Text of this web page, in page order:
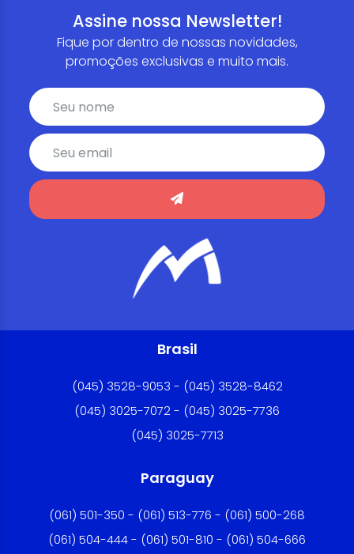
Assine nossa Newsletter!
Fique por dentro de nossas novidades,
promoções exclusivas e muito mais.
Brasil
(045) 3528-9053 - (045) 3528-8462
(045) 3025-7072 - (045) 3025-7736
(045) 3025-7713
Paraguay
(061) 501-350 - (061) 513-776 - (061) 500-268
(061) 504-444 - (061) 501-810 - (061) 504-666